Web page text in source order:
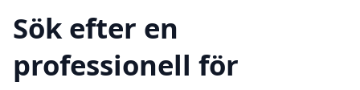
Sök efter en
professionell för